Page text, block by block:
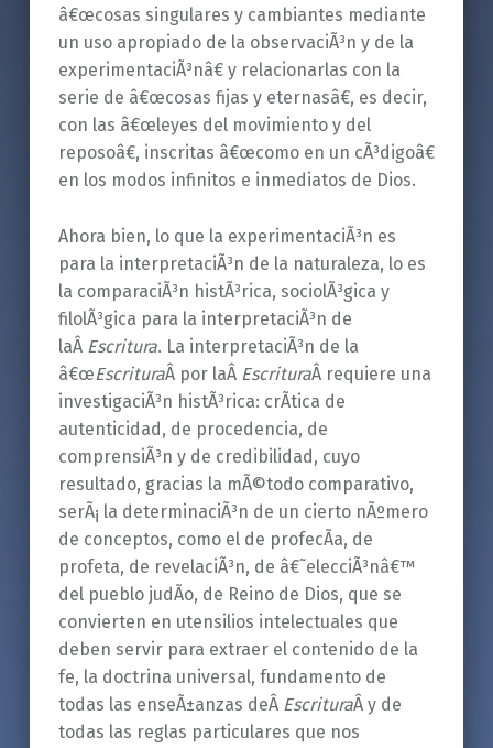
â€œcosas singulares y cambiantes mediante
un uso apropiado de la observaciÃ³n y de la
experimentaciÃ³nâ€ y relacionarlas con la
serie de â€œcosas fijas y eternasâ€, es decir,
con las â€œleyes del movimiento y del
reposoâ€, inscritas â€œcomo en un cÃ³digoâ€
en los modos infinitos e inmediatos de Dios.
Ahora bien, lo que la experimentaciÃ³n es
para la interpretaciÃ³n de la naturaleza, lo es
la comparaciÃ³n histÃ³rica, sociolÃ³gica y
filolÃ³gica para la interpretaciÃ³n de
laÂ Escritura. La interpretaciÃ³n de la
â€œEscrituraÂ por laÂ EscrituraÂ requiere una
investigaciÃ³n histÃ³rica: crÃ­tica de
autenticidad, de procedencia, de
comprensiÃ³n y de credibilidad, cuyo
resultado, gracias la mÃ©todo comparativo,
serÃ¡ la determinaciÃ³n de un cierto nÃºmero
de conceptos, como el de profecÃ­a, de
profeta, de revelaciÃ³n, de â€˜elecciÃ³nâ€™
del pueblo judÃ­o, de Reino de Dios, que se
convierten en utensilios intelectuales que
deben servir para extraer el contenido de la
fe, la doctrina universal, fundamento de
todas las enseÃ±anzas deÂ EscrituraÂ y de
todas las reglas particulares que nos